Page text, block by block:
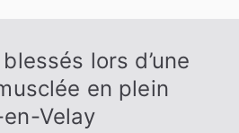
lors d’une
en plein
Velay